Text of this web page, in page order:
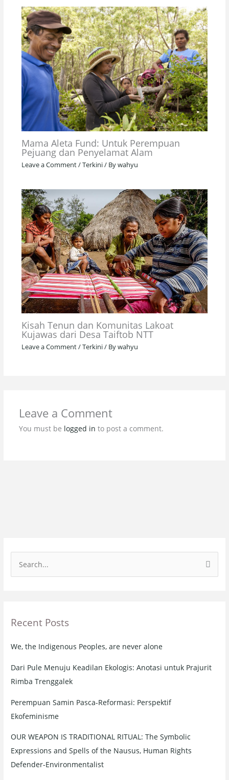
Mama Aleta Fund: Untuk Perempuan
Pejuang dan Penyelamat Alam
Leave a Comment/Terkini/ Bywahyu
Kisah Tenun dan Komunitas Lakoat
Kujawas dari Desa Taiftob NTT
Leave a Comment/Terkini/ Bywahyu
Leave a Comment
You must be logged in to post a comment.
e
c
f
o
r
Recent Posts
We, the Indigenous Peoples, are never alone
Dari Pule Menuju Keadilan Ekologis: Anotasi untuk Prajurit
Rimba Trenggalek
Perempuan Samin Pasca-Reformasi: Perspektif
Ekofeminisme
OUR WEAPON IS TRADITIONAL RITUAL: The Symbolic
Expressions and Spells of the Nausus, Human Rights
Defender-Environmentalist